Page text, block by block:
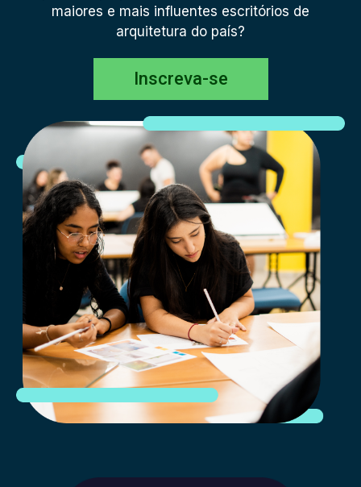
maiores e mais influentes escritórios de
arquitetura do país?
Inscreva-se